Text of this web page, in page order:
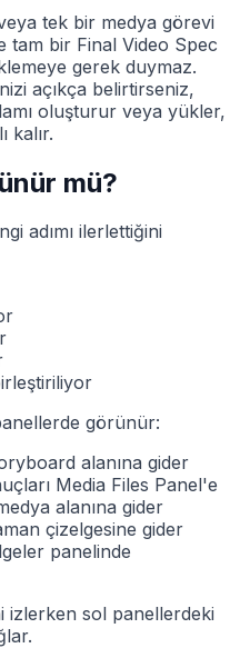
tek bir medya görevi
tam bir Final Video Spec
gerek duymaz.
açıkça belirtirseniz,
oluşturur veya yükler,
kalır.
mü?
adımı ilerlettiğini
görünür:
alanına gider
Media Files Panel'e
alanına gider
çizelgesine gider
panelinde
izlerken sol panellerdeki